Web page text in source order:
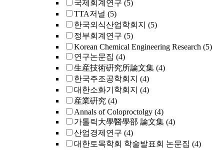
국제회계연구 (5)
TTA저널 (5)
한국외식산업학회지 (5)
정부회계연구 (5)
Korean Chemical Engineering Research (5)
연구논문집 (4)
生産技術硏究所論文集 (4)
한국주조공학회지 (4)
대한소화기학회지 (4)
産業硏究 (4)
Annals of Coloproctolgy (4)
가톨릭大學醫學部 論文集 (4)
산업경제연구 (4)
대한토목학회 학술발표회 논문집 (4)